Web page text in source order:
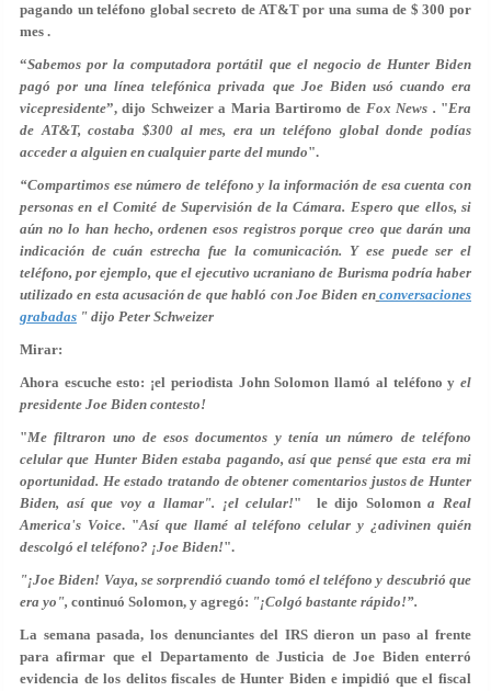
pagando un teléfono global secreto de AT&T por una suma de $ 300 por
mes .
“Sabemos por la computadora portátil que el negocio de Hunter Biden
pagó por una línea telefónica privada que Joe Biden usó cuando era
vicepresidente”, dijo Schweizer a Maria Bartiromo de Fox News . "Era
de AT&T, costaba $300 al mes, era un teléfono global donde podías
acceder a alguien en cualquier parte del mundo".
“Compartimos ese número de teléfono y la información de esa cuenta con
personas en el Comité de Supervisión de la Cámara. Espero que ellos, si
aún no lo han hecho, ordenen esos registros porque creo que darán una
indicación de cuán estrecha fue la comunicación. Y ese puede ser el
teléfono, por ejemplo, que el ejecutivo ucraniano de Burisma podría haber
utilizado en esta acusación de que habló con Joe Biden en conversaciones
grabadas " dijo Peter Schweizer
Mirar:
Ahora escuche esto: ¡el periodista John Solomon llamó al teléfono yel
presidente Joe Biden contesto!
"Me filtraron uno de esos documentos y tenía un número de teléfono
celular que Hunter Biden estaba pagando, así que pensé que esta era mi
oportunidad. He estado tratando de obtener comentarios justos de Hunter
Biden, así que voy a llamar". ¡el celular!" le dijo Solomona Real
America's Voice. "Así que llamé al teléfono celular y ¿adivinen quién
descolgó el teléfono? ¡Joe Biden!".
"¡Joe Biden! Vaya, se sorprendió cuando tomó el teléfono y descubrió que
era yo", continuó Solomon, y agregó: "¡Colgó bastante rápido!”.
La semana pasada, los denunciantes del IRS dieron un paso al frente
para afirmar que el Departamento de Justicia de Joe Biden enterró
evidencia de los delitos fiscales de Hunter Biden e impidió que el fiscal